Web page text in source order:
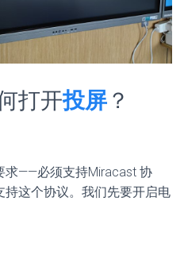
打开投屏 ？
求——必须支持Miracast 协
这个协议。我们先要开启电